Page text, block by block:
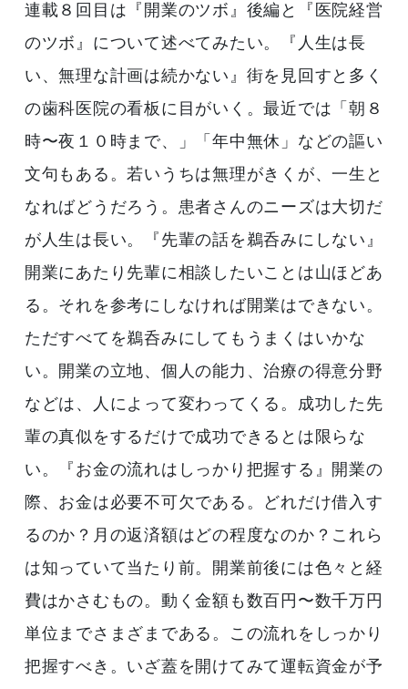
連載８回目は『開業のツボ』後編と『医院経営
のツボ』について述べてみたい。『人生は長
い、無理な計画は続かない』街を見回すと多く
の歯科医院の看板に目がいく。最近では「朝８
時〜夜１０時まで、」「年中無休」などの謳い
文句もある。若いうちは無理がきくが、一生と
なればどうだろう。患者さんのニーズは大切だ
が人生は長い。『先輩の話を鵜呑みにしない』
開業にあたり先輩に相談したいことは山ほどあ
る。それを参考にしなければ開業はできない。
ただすべてを鵜呑みにしてもうまくはいかな
い。開業の立地、個人の能力、治療の得意分野
などは、人によって変わってくる。成功した先
輩の真似をするだけで成功できるとは限らな
い。『お金の流れはしっかり把握する』開業の
際、お金は必要不可欠である。どれだけ借入す
るのか？月の返済額はどの程度なのか？これら
は知っていて当たり前。開業前後には色々と経
費はかさむもの。動く金額も数百円〜数千万円
単位までさまざまである。この流れをしっかり
把握すべき。いざ蓋を開けてみて運転資金が予